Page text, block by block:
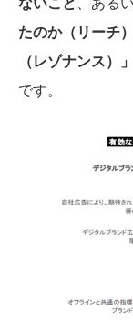
たのか（リーチ
（レゾナンス）
です。